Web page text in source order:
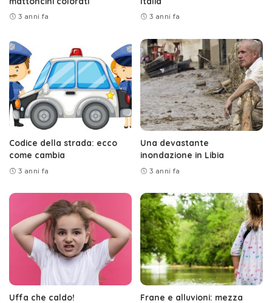
3 anni fa 3 anni fa
Codice della strada: ecco
come cambia
3 anni fa
Una devastante
inondazione in Libia
3 anni fa
Uffa che caldo!
Frane e alluvioni: mezza